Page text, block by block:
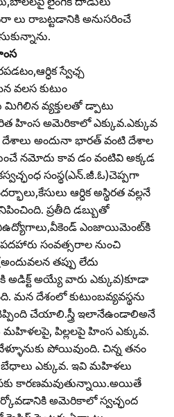
లు రాబట్టడానికి అనుసరించే
స్వేఛ్చ
వలస కుటుం
మిగిలిన వ్యక్తులతో డ్పాటు
హింస అమెరికాలో ఎక్కువ.ఎక్కువ
అందునా భారత్‌ వంటి దేశాల
నమోదు కావ డం వంటివి అక్కడ
సంస్థ(ఎన్‌.జీ.ఓ)చెప్పగా
ఆర్ధిక అస్థిరత వల్లనే
ప్రతీది డబ్బుతో
ఎంజాయిమెంట్‌కి
సంవత్సరాల నుంచి
తప్పు లేదు
అడిక్ట్‌ అయ్యే వారు ఎక్కువ)కూడా
దేశంలో కుటుంబవ్యవస్థను
చేయాలి.స్త్రీ ఇలానేఉండాలిఅనే
పిల్లలపై హింస ఎక్కువ.
పోయివుంది. చిన్న తనం
ఎక్కువ. ఇవి మహిళలు
కారణమవుతున్నాయి.అయితే
అమెరికాలో స్వచ్ఛంద